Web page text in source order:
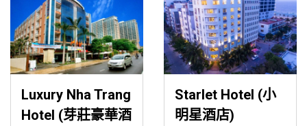
Luxury Nha Trang
Hotel (芽莊豪華酒
Starlet Hotel (小
明星酒店)